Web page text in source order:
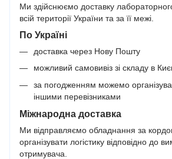
Ми здійснюємо доставку
всій території України та за її межі.
По Україні
доставка через Нову Пошту
можливий самовивіз зі складу в
за погодженням можемо
іншими перевізниками
Міжнародна доставка
Ми відправляємо обладнання за
організувати логістику відповідно до
отримувача.